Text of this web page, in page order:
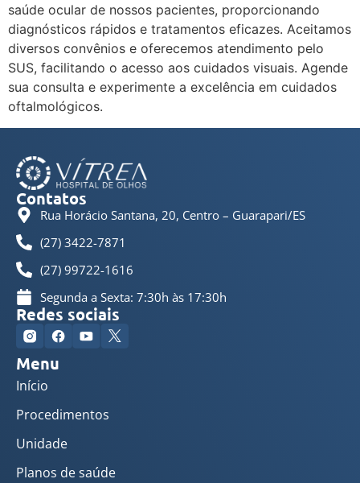
saúde ocular de nossos pacientes, proporcionando
diagnósticos rápidos e tratamentos eficazes. Aceitamos
diversos convênios e oferecemos atendimento pelo
SUS, facilitando o acesso aos cuidados visuais. Agende
sua consulta e experimente a excelência em cuidados
oftalmológicos.
Contatos
Rua Horácio Santana, 20, Centro – Guarapari/ES
(27) 3422-7871
(27) 99722-1616
Segunda a Sexta: 7:30h às 17:30h
Redes sociais
Menu
Início
Procedimentos
Unidade
Planos de saúde